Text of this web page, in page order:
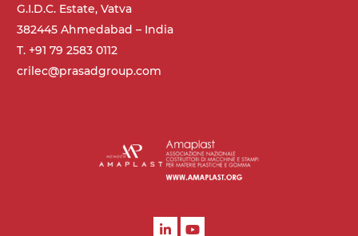
G.I.D.C. Estate, Vatva
382445 Ahmedabad – India
T. +91 79 2583 0112
crilec@prasadgroup.com